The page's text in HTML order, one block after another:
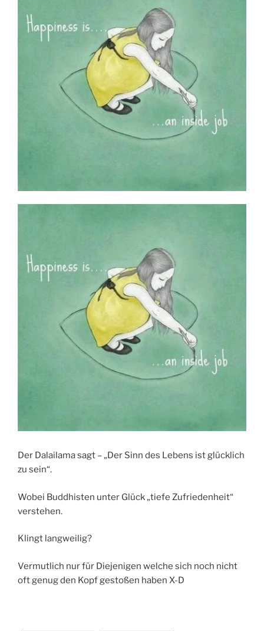
Der Dalailama sagt – „Der Sinn des Lebens ist glücklich
zu sein“.
Wobei Buddhisten unter Glück „tiefe Zufriedenheit“
verstehen.
Klingt langweilig?
Vermutlich nur für Diejenigen welche sich noch nicht
oft genug den Kopf gestoßen haben X-D